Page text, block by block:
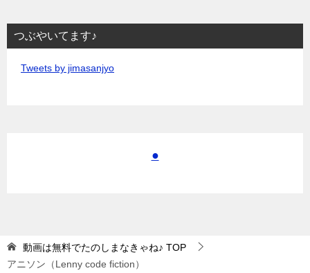
つぶやいてます♪
Tweets by jimasanjyo
●
動画は無料でたのしまなきゃね♪ TOP
アニソン（Lenny code fiction）